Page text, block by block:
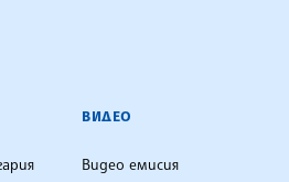
ВИДЕО
Видео емисия